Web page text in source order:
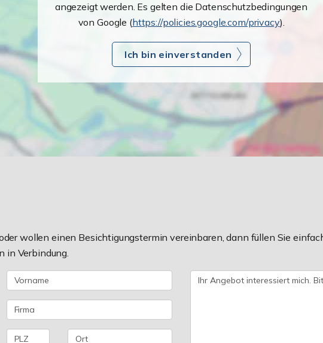
angezeigt werden. Es gelten die Datenschutzbedingungen
von Google (https://policies.google.com/privacy).
Ich bin einverstanden
wollen einen Besichtigungstermin vereinbaren, dann füllen Sie
in Verbindung.